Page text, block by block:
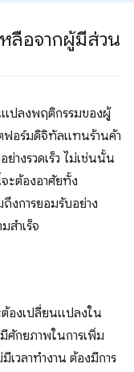
หลือจากผู้มีส่วน
แปลงพฤติกรรมของผู้
อร์มดิจิทัลแทนร้านค้า
างรวดเร็ว ไม่เช่นนั้น
ะต้องอาศัยทั้ง
งการยอมรับอย่าง
สําเร็จ
องเปลี่ยนแปลงใน
ศักยภาพในการเพิ่ม
วลาทำงาน ต้องมีการ